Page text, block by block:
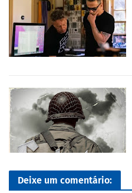
Deixe um comentário: